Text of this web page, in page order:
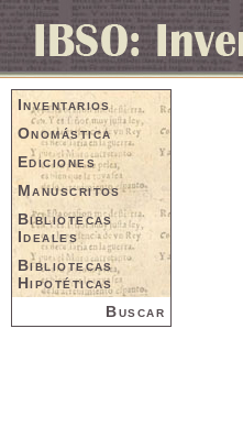
Inventarios
Onomástica
Ediciones
Manuscritos
Bibliotecas
Ideales
Bibliotecas
Hipotéticas
Buscar